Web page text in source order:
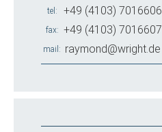
tel +49 (4103) 7016606
fax +49 (4103) 7016607
mail raymond@wright.de